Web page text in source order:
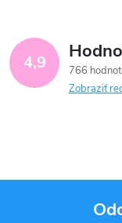
4,9
766
Zobraziť